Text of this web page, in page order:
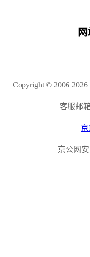
Copyright © 2006-
客服邮
京
京公网安